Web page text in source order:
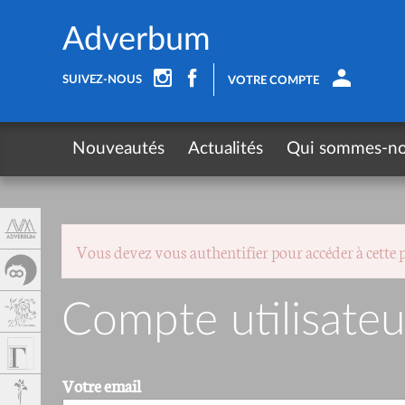
Vous devez vous authentifier pour accéder à cette
Compte
Votre email
Adverbum
SUIVEZ-NOUS VOTRE COMPTE
Nouveautés Actualités Qui sommes-